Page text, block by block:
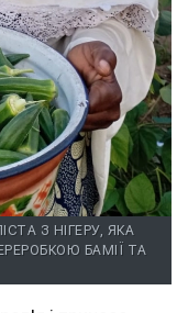
З НІГЕРУ, ЯКА
БАМІЇ ТА